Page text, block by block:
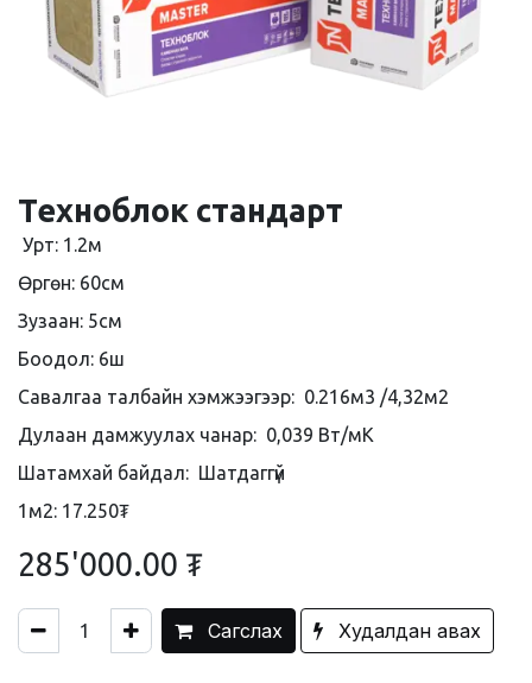
Техноблок стандарт
Урт: 1.2м
Өргөн: 60см
Зузаан: 5см
Боодол: 6ш
Савалгаа талбайн хэмжээгээр: 0.216м3 /4,32м2
Дулаан дамжуулах чанар: 0,039 Вт/мК
Шатамхай байдал: Шатдаггүй
1м2: 17.250₮
285'000.00 ₮
Сагслах Худалдан авах